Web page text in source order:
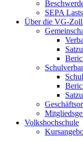
SEPA
Über die VG-
Volkshochschule